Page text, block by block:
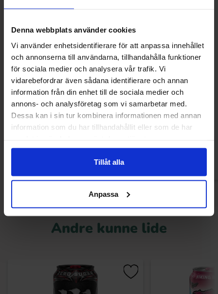
Denna webbplats använder cookies
Vi använder enhetsidentifierare för att anpassa innehållet
och annonserna till användarna, tillhandahålla funktioner
för sociala medier och analysera vår trafik. Vi
vidarebefordrar även sådana identifierare och annan
information från din enhet till de sociala medier och
annons- och analysföretag som vi samarbetar med.
Dessa kan i sin tur kombinera informationen med annan
information som du har tillhandahållit eller som de har
Tillåt alla
Anpassa
Haribo Persikor 100g
13.90 kr 8.90 kr
Køb
Jordgubbe
Køb
Andre kunne lide